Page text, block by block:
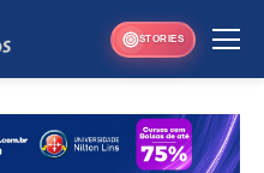
STORIES